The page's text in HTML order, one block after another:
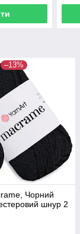
–13%
Чорний
шнур 2